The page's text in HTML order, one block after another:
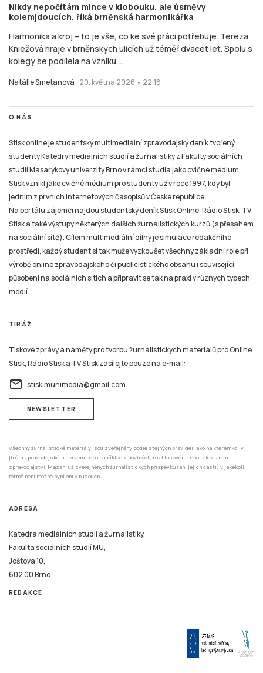
Nikdy nepočítám mince v klobouku, ale úsměvy
kolemjdoucích, říká brněnská harmonikářka
Harmonika a kroj – to je vše, co ke své práci potřebuje. Tereza
Kniežová hraje v brněnských ulicích už téměř dvacet let. Spolu s
kolegy se podílela na vzniku ...
Natálie Smetanová 20. května 2026 • 22:18
O NÁS
Stisk online je studentský multimediální zpravodajský deník tvořený
studenty Katedry mediálních studií a žurnalistiky z Fakulty sociálních
studií Masarykovy univerzity Brno v rámci studia jako cvičné médium.
Stisk vznikl jako cvičné médium pro studenty už v roce 1997, kdy byl
jedním z prvních internetových časopisů v České republice.
Na portálu zájemci najdou studentský deník Stisk Online, Rádio Stisk, TV
Stisk a také výstupy některých dalších žurnalistických kurzů (s přesahem
na sociální sítě). Cílem multimediální dílny je simulace redakčního
prostředí, každý student si tak může vyzkoušet všechny základní role při
výrobě online zpravodajského či publicistického obsahu i související
působení na sociálních sítích a připravit se tak na praxi v různých typech
médií.
TIRÁŽ
Tiskové zprávy a náměty pro tvorbu žurnalistických materiálů pro Online
Stisk, Rádio Stisk a TV Stisk zasílejte pouze na e-mail:
email stisk.munimedia@gmail.com
NEWSLETTER
Všechny žurnalistické materiály jsou zveřejněny podle stejných pravidel jako na kterémkoliv
jiném zpravodajském serveru nebo například v novinách, rozhlasovém nebo televizním
zpravodajství. Mazání už zveřejněných žurnalistických příspěvků (ani jejich částí) v jakékoli
formě není možné nyní ani v budoucnu.
ADRESA
Katedra mediálních studií a žurnalistiky,
Fakulta sociálních studií MU,
Joštova 10,
602 00 Brno
REDAKCE